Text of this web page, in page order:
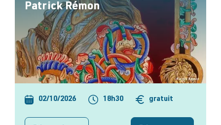
Patrick Rémon
02/10/2026 18h30 gratuit